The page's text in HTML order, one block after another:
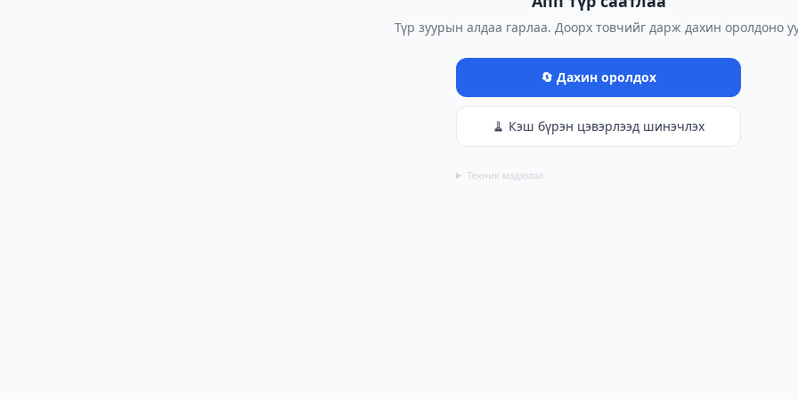
Түр зуурын алдаа гарлаа. Доорх товчийг дарж дахин оролдоно
🔄 Дахин оролдох
🧹 Кэш бүрэн цэвэрлээд шинэчлэх
Техник мэдээлэл